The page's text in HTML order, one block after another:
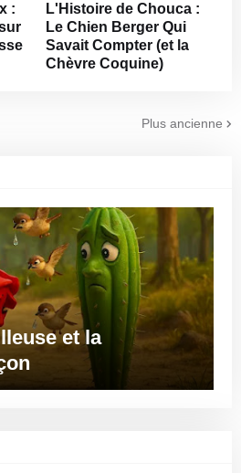
:
L'Histoire de Chouca :
Le Chien Berger Qui
Savait Compter (et la
Chèvre Coquine)
Plus ancienne
et la